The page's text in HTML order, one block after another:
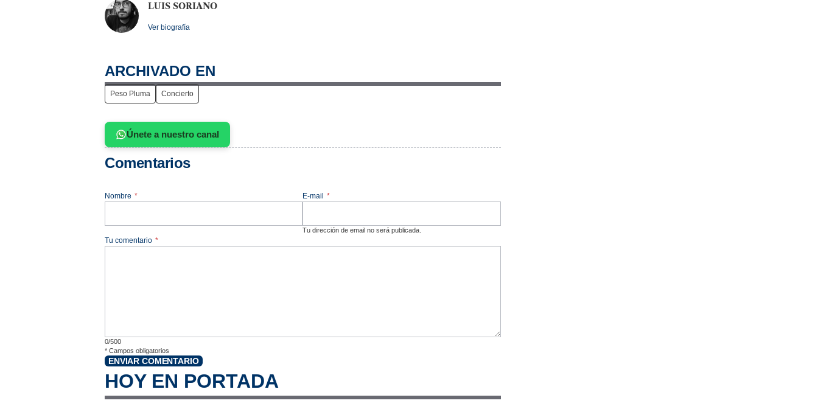
LUIS SORIANO
Ver biografía
ARCHIVADO EN
Peso Pluma Concierto
Únete a nuestro canal
Comentarios
Nombre * E-mail *
Tu dirección de email no será publicada.
Tu comentario *
0/500
* Campos obligatorios
ENVIAR COMENTARIO
HOY EN PORTADA